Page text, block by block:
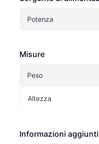
Potenza
Misure
Peso
Altezza
Informazioni